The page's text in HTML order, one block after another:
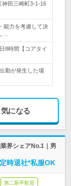
田三崎町3-1-16
能力を考慮して決
…
8時間【コアタイ
勤が発生した場
気になる
界シェアNo.1｜男
時退社*私服OK
第二新卒歓迎